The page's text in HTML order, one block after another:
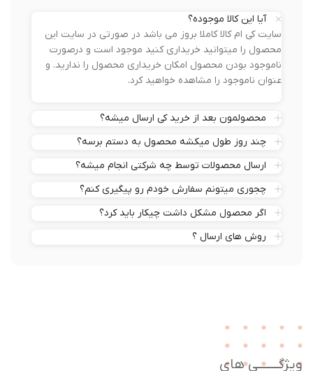
آیا این کالا موجوده؟
سایت کی ام کالا کاملا بروز می باشد در صورتی در سایت این
محصول را میتوانید خریداری کنید موجود است و درصورت
ناموجود بودن محصول امکان خریداری محصول را ندارید. و
عنوان ناموجود را مشاهده خواهید کرد.
محصولمون بعد از خرید کی ارسال میشه؟
چند روز طول میکشه محصول به دستم برسه؟
ارسال محصولات توسط چه شرکتی انجام میشه؟
چجوری میتونم سفارش خودم رو پیگیری کنم؟
اگر محصول مشکل داشت چیکار باید کرد؟
روش های ارسال ؟
های